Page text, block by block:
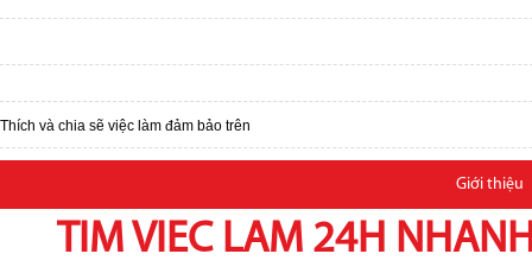
Thích và chia sẽ việc làm đảm bảo trên
Giới thiệu
TIM VIEC LAM 24H